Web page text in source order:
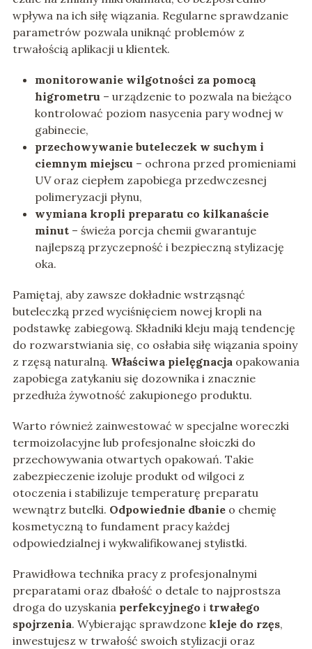
wpływa na ich siłę wiązania. Regularne sprawdzanie
parametrów pozwala uniknąć problemów z
trwałością aplikacji u klientek.
monitorowanie wilgotności za pomocą
higrometru – urządzenie to pozwala na bieżąco
kontrolować poziom nasycenia pary wodnej w
gabinecie,
przechowywanie buteleczek w suchym i
ciemnym miejscu – ochrona przed promieniami
UV oraz ciepłem zapobiega przedwczesnej
polimeryzacji płynu,
wymiana kropli preparatu co kilkanaście
minut– świeża porcja chemii gwarantuje
najlepszą przyczepność i bezpieczną stylizację
oka.
Pamiętaj, aby zawsze dokładnie wstrząsnąć
buteleczką przed wyciśnięciem nowej kropli na
podstawkę zabiegową. Składniki kleju mają tendencję
do rozwarstwiania się, co osłabia siłę wiązania spoiny
z rzęsą naturalną. Właściwa pielęgnacjaopakowania
zapobiega zatykaniu się dozownika i znacznie
przedłuża żywotność zakupionego produktu.
Warto również zainwestować w specjalne woreczki
termoizolacyjne lub profesjonalne słoiczki do
przechowywania otwartych opakowań. Takie
zabezpieczenie izoluje produkt od wilgoci z
otoczenia i stabilizuje temperaturę preparatu
wewnątrz butelki. Odpowiednie dbanieo chemię
kosmetyczną to fundament pracy każdej
odpowiedzialnej i wykwalifikowanej stylistki.
Prawidłowa technika pracy z profesjonalnymi
preparatami oraz dbałość o detale to najprostsza
droga do uzyskania perfekcyjnego i trwałego
spojrzenia. Wybierając sprawdzonekleje do rzęs,
inwestujesz w trwałość swoich stylizacji oraz